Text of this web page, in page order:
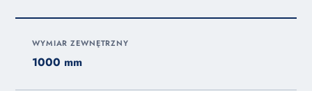
WYMIAR ZEWNĘTRZNY
1000 mm